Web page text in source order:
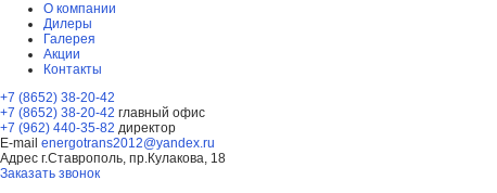
О компании
Дилеры
Галерея
Акции
Контакты
+7 (8652) 38-20-42
+7 (8652) 38-20-42 главный офис
+7 (962) 440-35-82 директор
E-mail energotrans2012@yandex.ru
Адрес г.Ставрополь, пр.Кулакова, 18
Заказать звонок